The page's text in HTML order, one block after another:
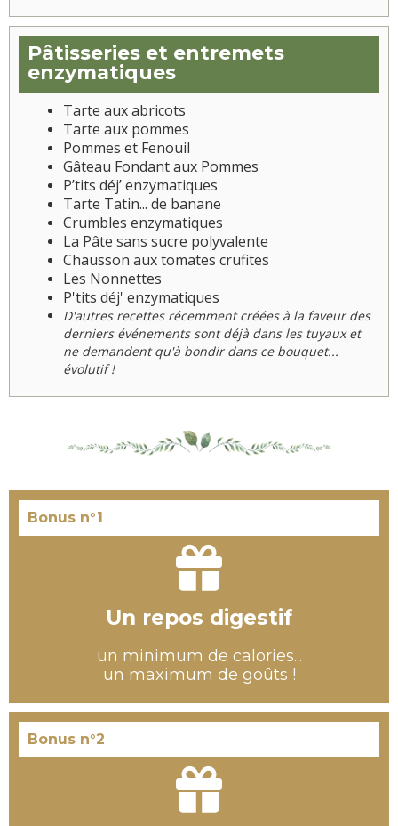
Pâtisseries et entremets
enzymatiques
Tarte aux abricots
Tarte aux pommes
Pommes et Fenouil
Gâteau Fondant aux Pommes
P’tits déj’ enzymatiques
Tarte Tatin... de banane
Crumbles enzymatiques
La Pâte sans sucre polyvalente
Chausson aux tomates crufites
Les Nonnettes
P'tits déj' enzymatiques
D'autres recettes récemment créées à la faveur des
derniers événements sont déjà dans les tuyaux et
ne demandent qu'à bondir dans ce bouquet...
évolutif !
Bonus n°1
Un repos digestif
un minimum de calories...
un maximum de goûts !
Bonus n°2